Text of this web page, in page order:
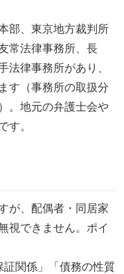
部、東京地方裁判所
常法律事務所、長
法律事務所があり、
す（事務所の取扱分
。地元の弁護士会や
す。
が、配偶者・同居家
視できません。ポイ
関係」「債務の性質